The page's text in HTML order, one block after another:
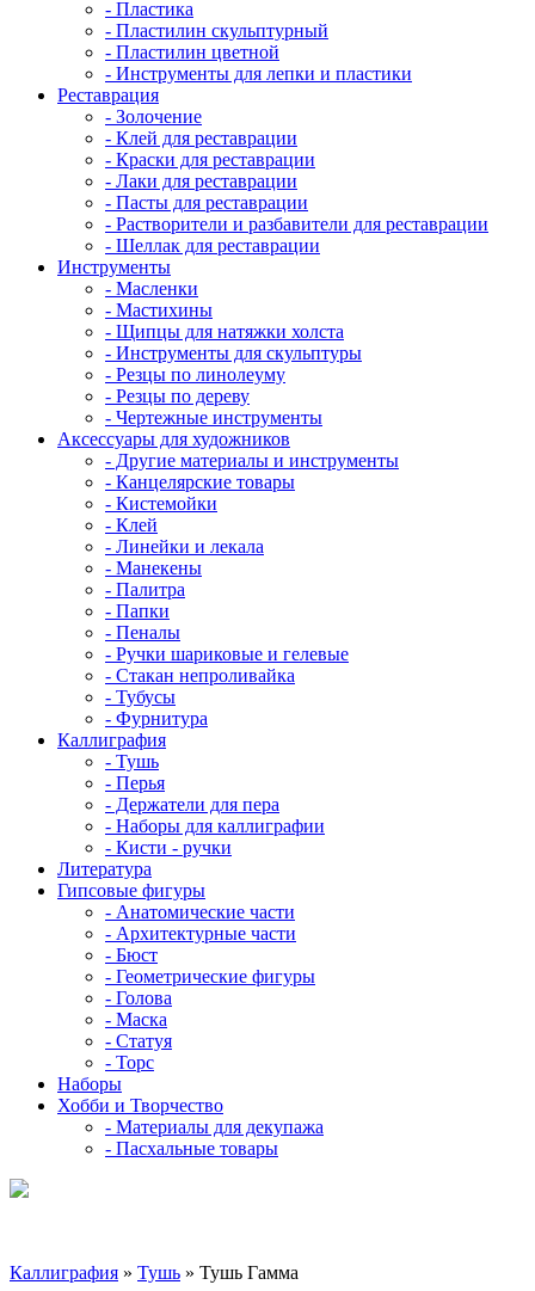
- Пластика
- Пластилин скульптурный
- Пластилин цветной
- Инструменты для лепки и пластики
Реставрация
- Золочение
- Клей для реставрации
- Краски для реставрации
- Лаки для реставрации
- Пасты для реставрации
- Растворители и разбавители для реставрации
- Шеллак для реставрации
Инструменты
- Масленки
- Мастихины
- Щипцы для натяжки холста
- Инструменты для скульптуры
- Резцы по линолеуму
- Резцы по дереву
- Чертежные инструменты
Аксессуары для художников
- Другие материалы и инструменты
- Канцелярские товары
- Кистемойки
- Клей
- Линейки и лекала
- Манекены
- Палитра
- Папки
- Пеналы
- Ручки шариковые и гелевые
- Стакан непроливайка
- Тубусы
- Фурнитура
Каллиграфия
- Тушь
- Перья
- Держатели для пера
- Наборы для каллиграфии
- Кисти - ручки
Литература
Гипсовые фигуры
- Анатомические части
- Архитектурные части
- Бюст
- Геометрические фигуры
- Голова
- Маска
- Статуя
- Торс
Наборы
Хобби и Творчество
- Материалы для декупажа
- Пасхальные товары
Каллиграфия » Тушь » Тушь Гамма